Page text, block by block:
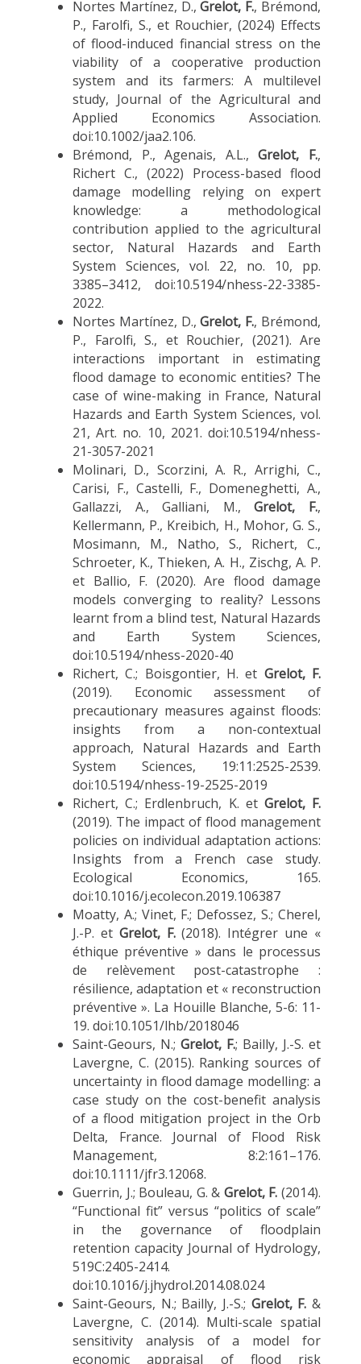
Nortes Martínez, D.,Grelot, F., Brémond,
P., Farolfi, S., et Rouchier, (2024) Effects
of flood-induced financial stress on the
viability of a cooperative production
system and its farmers: A multilevel
study, Journal of the Agricultural and
Applied Economics Association.
doi:10.1002/jaa2.106.
Brémond, P., Agenais, A.L., Grelot, F.,
Richert C., (2022) Process-based flood
damage modelling relying on expert
knowledge: a methodological
contribution applied to the agricultural
sector, Natural Hazards and Earth
System Sciences, vol. 22, no. 10, pp.
3385–3412, doi:10.5194/nhess-22-3385-
2022.
Nortes Martínez, D.,Grelot, F., Brémond,
P., Farolfi, S., et Rouchier, (2021). Are
interactions important in estimating
flood damage to economic entities? The
case of wine-making in France, Natural
Hazards and Earth System Sciences, vol.
21, Art. no. 10, 2021. doi:10.5194/nhess-
21-3057-2021
Molinari, D., Scorzini, A. R., Arrighi, C.,
Carisi, F., Castelli, F., Domeneghetti, A.,
Gallazzi, A., Galliani, M.,Grelot, F.,
Kellermann, P., Kreibich, H., Mohor, G. S.,
Mosimann, M., Natho, S., Richert, C.,
Schroeter, K., Thieken, A. H., Zischg, A. P.
et Ballio, F. (2020). Are flood damage
models converging to reality? Lessons
learnt from a blind test, Natural Hazards
and Earth System Sciences,
doi:10.5194/nhess-2020-40
Richert, C.; Boisgontier, H. et Grelot, F.
(2019). Economic assessment of
precautionary measures against floods:
insights from a non-contextual
approach, Natural Hazards and Earth
System Sciences, 19:11:2525-2539.
doi:10.5194/nhess-19-2525-2019
Richert, C.; Erdlenbruch, K. et Grelot, F.
(2019). The impact of flood management
policies on individual adaptation actions:
Insights from a French case study.
Ecological Economics, 165.
doi:10.1016/j.ecolecon.2019.106387
Moatty, A.; Vinet, F.; Defossez, S.; Cherel,
J.-P. et Grelot, F.(2018). Intégrer une «
éthique préventive » dans le processus
de relèvement post-catastrophe :
résilience, adaptation et « reconstruction
préventive ». La Houille Blanche, 5-6: 11-
19. doi:10.1051/lhb/2018046
Saint-Geours, N.; Grelot, F.; Bailly, J.-S. et
Lavergne, C. (2015). Ranking sources of
uncertainty in flood damage modelling: a
case study on the cost-benefit analysis
of a flood mitigation project in the Orb
Delta, France. Journal of Flood Risk
Management, 8:2:161–176.
doi:10.1111/jfr3.12068.
Guerrin, J.; Bouleau, G. & Grelot, F. (2014).
“Functional fit” versus “politics of scale”
in the governance of floodplain
retention capacity Journal of Hydrology,
519C:2405-2414.
doi:10.1016/j.jhydrol.2014.08.024
Saint-Geours, N.; Bailly, J.-S.; Grelot, F. &
Lavergne, C. (2014). Multi-scale spatial
sensitivity analysis of a model for
economic appraisal of flood risk